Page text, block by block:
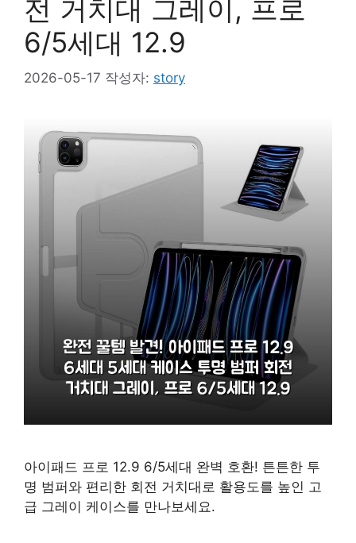
전 거치대 그레이, 프로
6/5세대 12.9
2026-05-17 작성자: story
아이패드 프로 12.9 6/5세대 완벽 호환! 튼튼한 투
명 범퍼와 편리한 회전 거치대로 활용도를 높인 고
급 그레이 케이스를 만나보세요.